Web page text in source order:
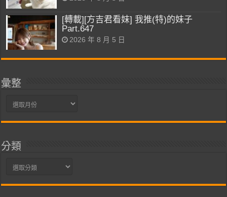
[轉載][方吉君看妹] 我推(特)的妹子
Part.647
2026 年 8 月 5 日
彙整
彙
分類
分